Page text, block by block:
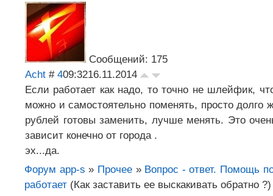
Сообщений: 175
Acht # 409:3216.11.2014
Если работает как надо, то точно не шлейфик,
можно и самостоятельно поменять, просто
рублей готовы заменить, лучше менять. Это
зависит конечно от города .
эх...да.
Форум app-s » Прочее » Вопрос - ответ. Помощь
работает (Как заставить ее выскакивать обратно ?)